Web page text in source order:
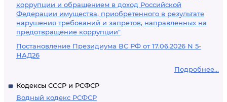
коррупции и обращением в доход Российской
Федерации имущества, приобретенного в результате
нарушения требований и запретов, направленных на
предотвращение коррупции"
Постановление Президиума ВС РФ от 17.06.2026 N 5-
НАД26
Подробнее...
Кодексы СССР и РСФСР
Водный кодекс РСФСР